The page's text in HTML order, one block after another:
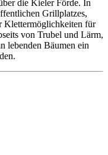
die Kieler Förde. In
Grillplatzes,
Klettermöglichkeiten für
von Trubel und Lärm,
lebenden Bäumen ein